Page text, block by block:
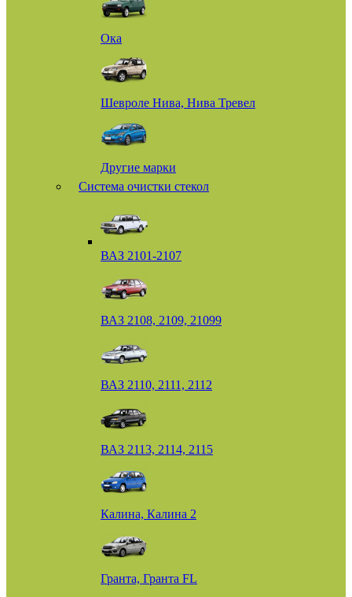
Ока
Шевроле Нива, Нива Тревел
Другие марки
Система очистки стекол
ВАЗ 2101-2107
ВАЗ 2108, 2109, 21099
ВАЗ 2110, 2111, 2112
ВАЗ 2113, 2114, 2115
Калина, Калина 2
Гранта, Гранта FL